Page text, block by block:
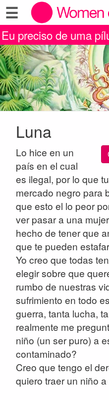
☰
Eu preciso de uma
Luna
Lo hice en un
país en el cual
es ilegal, por lo que
mercado negro para
que esto el lo peor
ver pasar a una
hecho de tener que
que te pueden
Yo creo que todas
elegir sobre que
rumbo de nuestras
sufrimiento en todo
guerra, tanta lucha,
realmente me
niño (un ser puro) a
contaminado?
Creo que tengo el
quiero traer un niño